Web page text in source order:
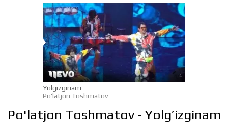
Yolgizginam
Po'latjon Toshmatov
Po'latjon Toshmatov - Yolg’izginam